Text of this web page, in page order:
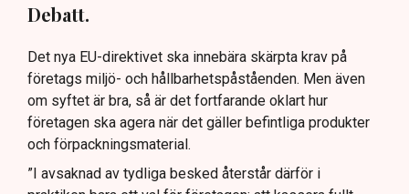
Debatt.
Det nya EU-direktivet ska innebära skärpta krav på
företags miljö- och hållbarhetspåståenden. Men även
om syftet är bra, så är det fortfarande oklart hur
företagen ska agera när det gäller befintliga produkter
och förpackningsmaterial.
”I avsaknad av tydliga besked återstår därför i